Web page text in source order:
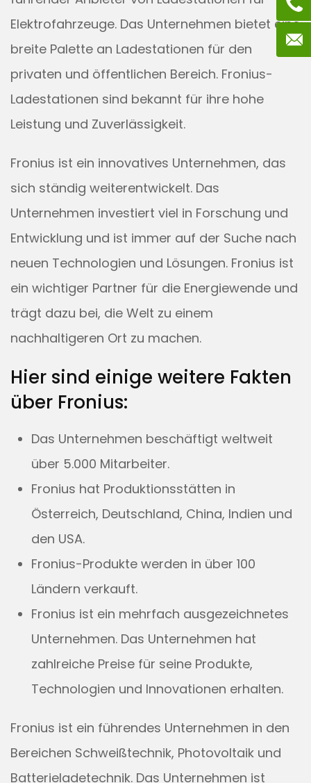
Elektrofahrzeuge. Das Unternehmen bietet eine
breite Palette an Ladestationen für den
privaten und öffentlichen Bereich. Fronius-
Ladestationen sind bekannt für ihre hohe
Leistung und Zuverlässigkeit.
Fronius ist ein innovatives Unternehmen, das
sich ständig weiterentwickelt. Das
Unternehmen investiert viel in Forschung und
Entwicklung und ist immer auf der Suche nach
neuen Technologien und Lösungen. Fronius ist
ein wichtiger Partner für die Energiewende und
trägt dazu bei, die Welt zu einem
nachhaltigeren Ort zu machen.
Hier sind einige weitere Fakten
über Fronius:
Das Unternehmen beschäftigt weltweit
über 5.000 Mitarbeiter.
Fronius hat Produktionsstätten in
Österreich, Deutschland, China, Indien und
den USA.
Fronius-Produkte werden in über 100
Ländern verkauft.
Fronius ist ein mehrfach ausgezeichnetes
Unternehmen. Das Unternehmen hat
zahlreiche Preise für seine Produkte,
Technologien und Innovationen erhalten.
Fronius ist ein führendes Unternehmen in den
Bereichen Schweißtechnik, Photovoltaik und
Batterieladetechnik. Das Unternehmen ist